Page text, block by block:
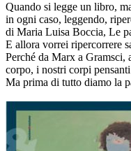
Quando si legge un libro,
in ogni caso, leggendo,
di Maria Luisa Boccia, Le
E allora vorrei ripercorrere
Perché da Marx a Gramsci,
corpo, i nostri corpi
Ma prima di tutto diamo la